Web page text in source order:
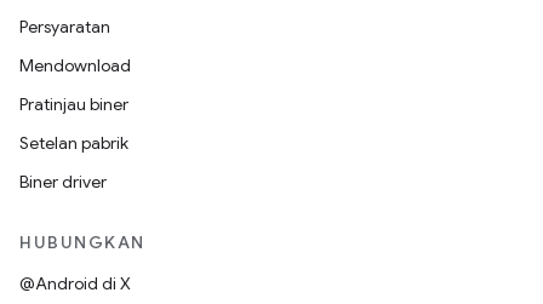
Persyaratan
Mendownload
Pratinjau biner
Setelan pabrik
Biner driver
HUBUNGKAN
@Android di X